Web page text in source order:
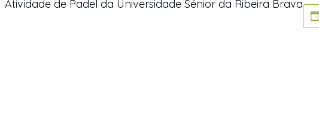
Atividade de Padel da Universidade Sénior da Ribeira Brava